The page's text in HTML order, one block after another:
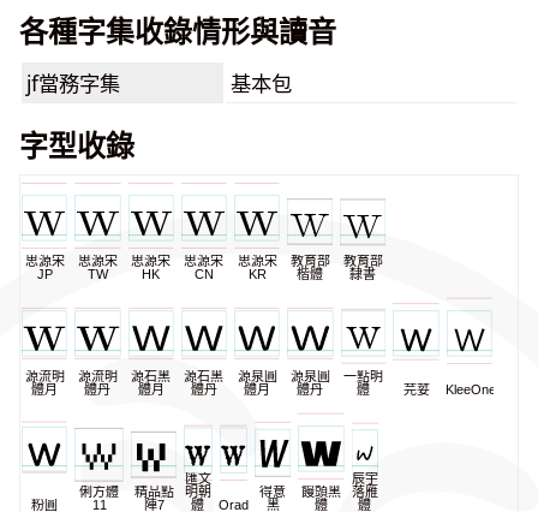
各種字集收錄情形與讀音
jf當務字集 基本包
字型收錄
思源宋
JP
思源宋
TW
思源宋
HK
思源宋
CN
思源宋
KR
教育部
楷體
教育部
隸書
源流明
體月
源流明
體丹
源石黑
體月
源石黑
體丹
源泉圓
體月
源泉圓
體丹
一點明
體
芫荽 KleeOne
粉圓
俐方體
11
精品點
陣7
匯文
明朝
體
Oradano
得意
黑
饅頭黑
體
辰宇
落雁
體